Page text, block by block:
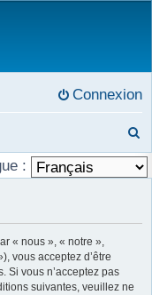
Connexion
e
h
:
« nous », « notre »,
vous acceptez d’être
Si vous n’acceptez pas
suivantes, veuillez ne